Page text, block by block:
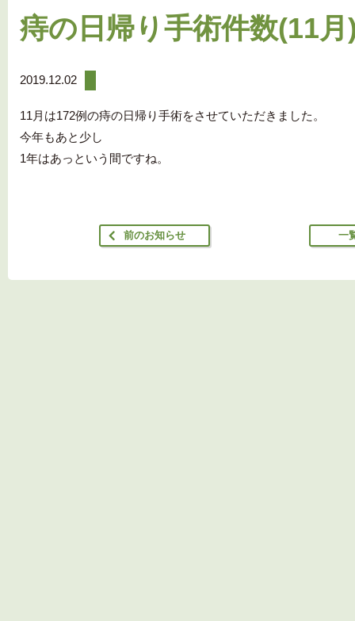
痔の日帰り手術件数(11月
2019.12.02
11月は172例の痔の日帰り手術をさせていただきました。
今年もあと少し
1年はあっという間ですね。
前のお知らせ 一